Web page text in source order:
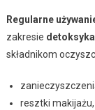
Regularne
zakresie
składnikom
resztki makijażu,